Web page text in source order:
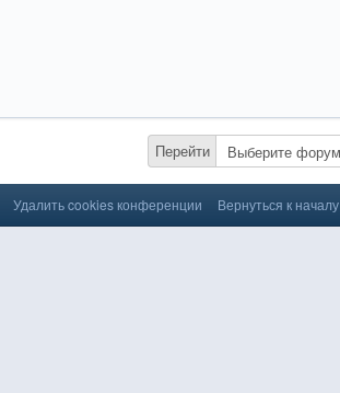
Перейти
Удалить cookies конференции Вернуться к началу